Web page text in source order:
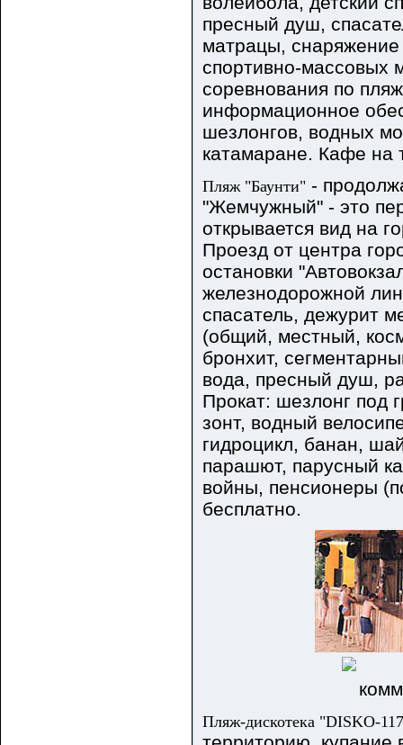
пресный душ,
матрацы, снаряжение
спортивно-массовых
соревнования по
информационное
шезлонгов, водных
катамаране. Кафе на
Пляж "Баунти" -
"Жемчужный" - это
открывается вид на
Проезд от центра
остановки
железнодорожной
спасатель, дежурит
(общий, местный,
бронхит,
вода, пресный душ,
Прокат: шезлонг под
зонт, водный
гидроцикл, банан,
парашют, парусный
войны, пенсионеры
бесплатно.
Пляж-дискотека "DISKO-